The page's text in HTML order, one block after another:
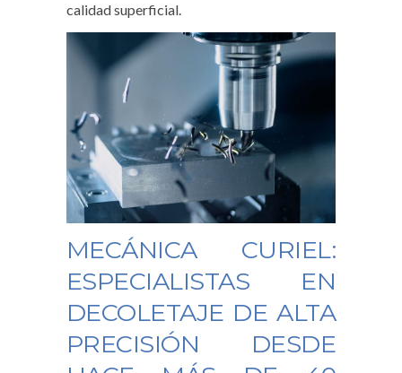
calidad superficial.
MECÁNICA CURIEL:
ESPECIALISTAS EN
DECOLETAJE DE ALTA
PRECISIÓN DESDE